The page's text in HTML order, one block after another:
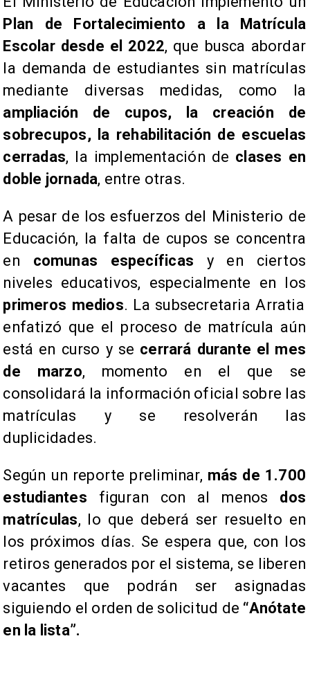
Plan de Fortalecimiento a la Matrícula
Escolar desde el 2022, que busca abordar
la demanda de estudiantes sin matrículas
mediante diversas medidas, como la
ampliación de cupos, la creación de
sobrecupos, la rehabilitación de escuelas
cerradas, la implementación de clases en
doble jornada, entre otras.
​A pesar de los esfuerzos del Ministerio de
Educación, la falta de cupos se concentra
en comunas específicas y en ciertos
niveles educativos, especialmente en los
primeros medios. La subsecretaria Arratia
enfatizó que el proceso de matrícula aún
está en curso y se cerrará durante el mes
de marzo, momento en el que se
consolidará la información oficial sobre las
matrículas y se resolverán las
duplicidades.
​Según un reporte preliminar, más de 1.700
estudiantes figuran con al menos dos
matrículas, lo que deberá ser resuelto en
los próximos días. Se espera que, con los
retiros generados por el sistema, se liberen
vacantes que podrán ser asignadas
siguiendo el orden de solicitud de “Anótate
en la lista”.